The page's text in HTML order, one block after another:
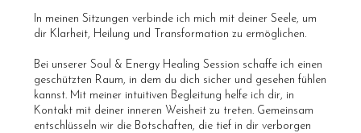
In meinen Sitzungen verbinde ich mich mit deiner Seele, um
dir Klarheit, Heilung und Transformation zu ermöglichen.
Bei unserer Soul & Energy Healing Session schaffe ich einen
geschützten Raum, in dem du dich sicher und gesehen fühlen
kannst. Mit meiner intuitiven Begleitung helfe ich dir, in
Kontakt mit deiner inneren Weisheit zu treten. Gemeinsam
entschlüsseln wir die Botschaften, die tief in dir verborgen